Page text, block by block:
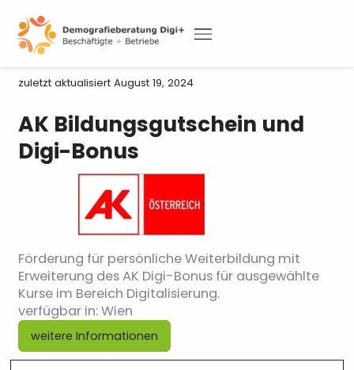
content
Zur Förderlandkarte
zuletzt aktualisiert August 19, 2024
AK Bildungsgutschein und
Digi-Bonus
Förderung für persönliche Weiterbildung mit
Erweiterung des AK Digi-Bonus für ausgewählte
Kurse im Bereich Digitalisierung.
verfügbar in: Wien
weitere Informationen